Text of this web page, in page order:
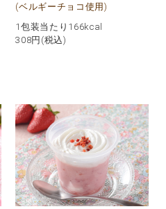
(ベルギーチョコ使用)
1包装当たり166kcal
308円(税込)